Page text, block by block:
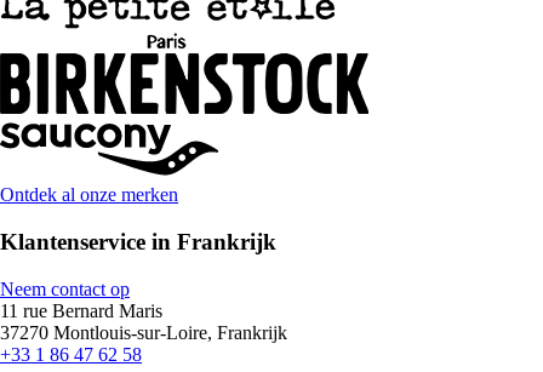
Ontdek al onze merken
Klantenservice in Frankrijk
Neem contact op
11 rue Bernard Maris
37270 Montlouis-sur-Loire, Frankrijk
+33 1 86 47 62 58